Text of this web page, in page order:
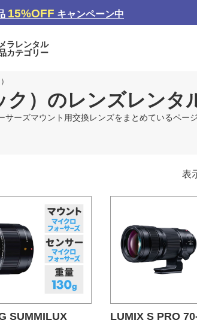
15%OFF キャンペーン中
ラレンタル
カテゴリー
）のレンズレンタ
ーズマウント用交換レンズをまとめているページ
表
SUMMILUX
LUMIX S PRO